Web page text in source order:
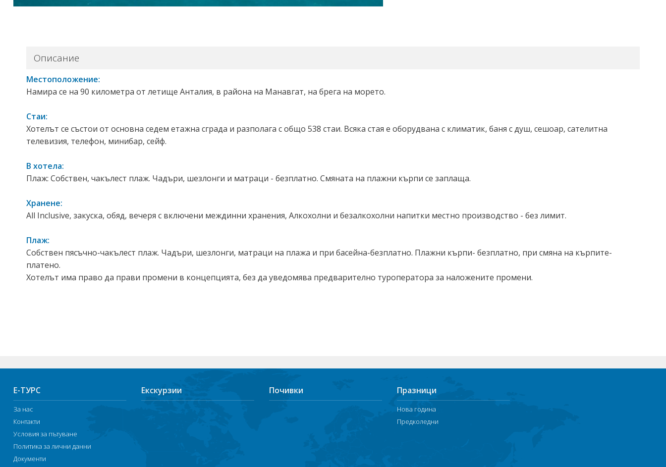
Описание
Местоположение:
Намира се на 90 километра от летище Анталия, в района на Манавгат, на брега на морето.
Стаи:
Хотелът се състои от основна седем етажна сграда и разполага с общо 538 стаи. Всяка стая е оборудвана с климатик, баня с душ, сешоар, сателитна
телевизия, телефон, минибар, сейф.
В хотела:
Плаж: Собствен, чакълест плаж. Чадъри, шезлонги и матраци - безплатно. Смяната на плажни кърпи се заплаща.
Хранене:
All Inclusive, закуска, обяд, вечеря с включени междинни хранения, Алкохолни и безалкохолни напитки местно производство - без лимит.
Плаж:
Собствен пясъчно-чакълест плаж. Чадъри, шезлонги, матраци на плажа и при басейна-безплатно. Плажни кърпи- безплатно, при смяна на кърпите-
платено.
Хотелът има право да прави промени в концепцията, без да уведомява предварително туроператора за наложените промени.
Е-ТУРС
За нас
Контакти
Условия за пътуване
Политика за лични данни
Документи
Екскурзии Почивки Празници
Нова година
Предколедни